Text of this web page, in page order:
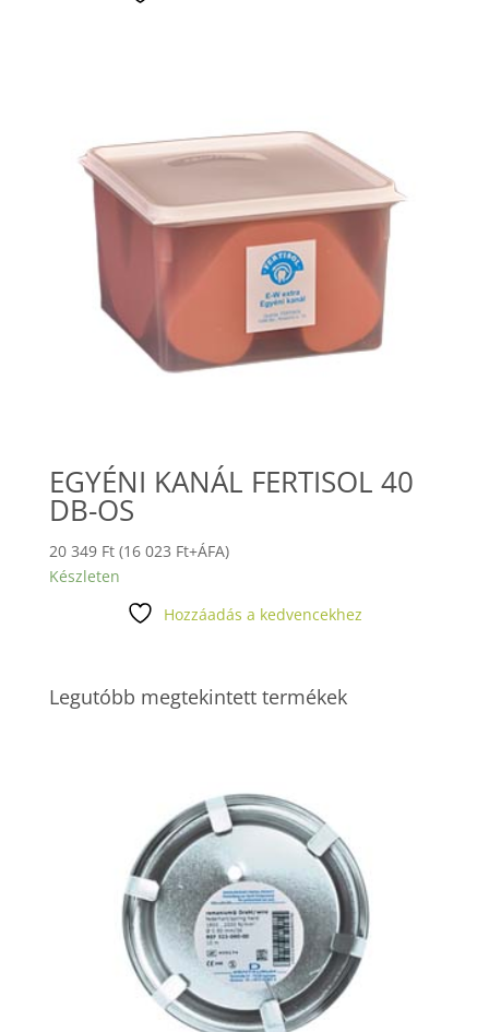
EGYÉNI KANÁL FERTISOL 40
DB-OS
20 349 Ft (16 023 Ft+ÁFA)
Készleten
Hozzáadás a kedvencekhez
Legutóbb megtekintett termékek